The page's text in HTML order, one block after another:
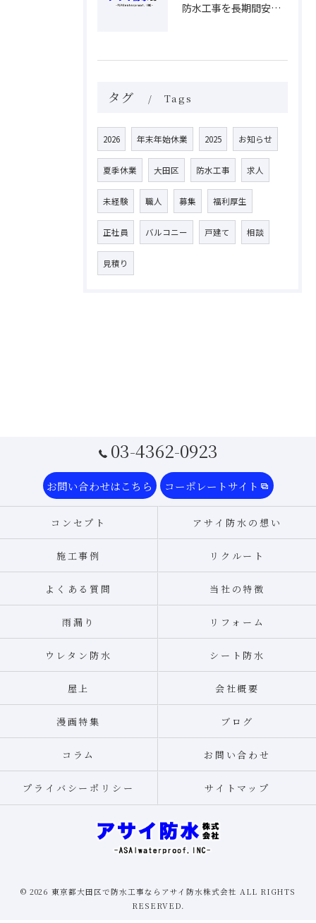
防水工事を長期間安心するための東京都大田区荒川区徹底ガイド
タグ Tags
2026 年末年始休業 2025 お知らせ
夏季休業 大田区 防水工事 求人
未経験 職人 募集 福利厚生
正社員 バルコニー 戸建て 相談
見積り
03-4362-0923
お問い合わせはこちら コーポレートサイト
コンセプト アサイ防水の想い
施工事例 リクルート
よくある質問 当社の特徴
雨漏り リフォーム
ウレタン防水 シート防水
屋上 会社概要
漫画特集 ブログ
コラム お問い合わせ
プライバシーポリシー サイトマップ
© 2026 東京都大田区で防水工事ならアサイ防水株式会社 ALL RIGHTS
RESERVED.